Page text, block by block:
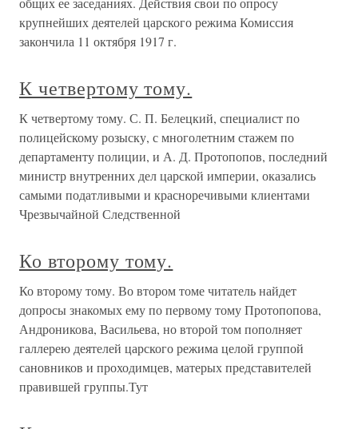
крупнейших деятелей царского режима Комиссия
закончила 11 октября 1917 г.
К четвертому тому.
К четвертому тому. С. П. Белецкий, специалист по
полицейскому розыску, с многолетним стажем по
департаменту полиции, и А. Д. Протопопов, последний
министр внутренних дел царской империи, оказались
самыми податливыми и красноречивыми клиентами
Чрезвычайной Следственной
Ко второму тому.
Ко второму тому. Во втором томе читатель найдет
допросы знакомых ему по первому тому Протопопова,
Андроникова, Васильева, но второй том пополняет
галлерею деятелей царского режима целой группой
сановников и проходимцев, матерых представителей
правившей группы.Тут